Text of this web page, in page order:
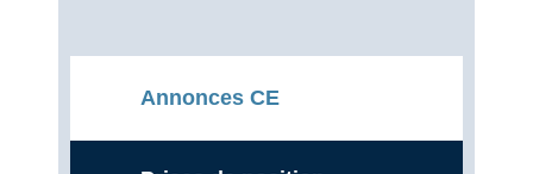
Annonces CE